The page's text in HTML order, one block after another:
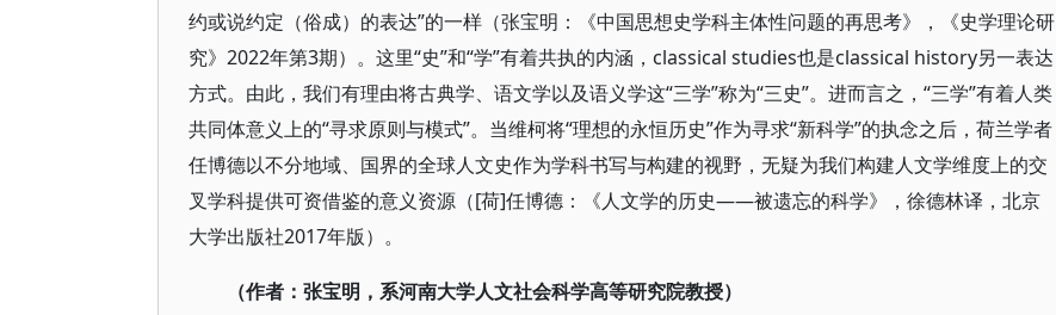
约或说约定（俗成）的表达”的一样（张宝明：《中国思想史学科主体性问题的再思考》，《史学理论研
究》2022年第3期）。这里“史”和“学”有着共执的内涵，classical studies也是classical history另一表达
方式。由此，我们有理由将古典学、语文学以及语义学这“三学”称为“三史”。进而言之，“三学”有着人类
共同体意义上的“寻求原则与模式”。当维柯将“理想的永恒历史”作为寻求“新科学”的执念之后，荷兰学者
任博德以不分地域、国界的全球人文史作为学科书写与构建的视野，无疑为我们构建人文学维度上的交
叉学科提供可资借鉴的意义资源（[荷]任博德：《人文学的历史——被遗忘的科学》，徐德林译，北京
大学出版社2017年版）。
（作者：张宝明，系河南大学人文社会科学高等研究院教授）